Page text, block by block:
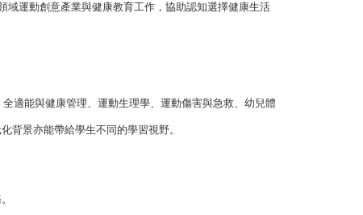
域運動創意產業與健康教育工作，協助認知選擇健康生活
適能與健康管理、運動生理學、運動傷害與急救、幼兒體
背景亦能帶給學生不同的學習視野。